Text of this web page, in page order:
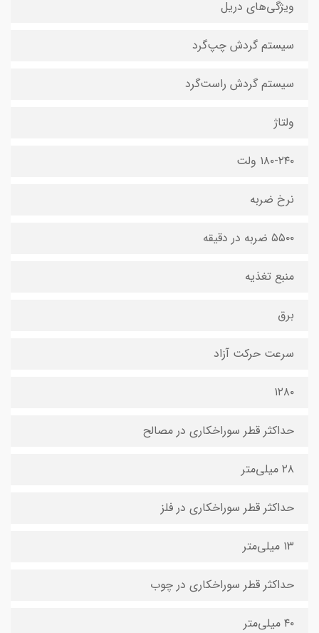
ویژگی‌های دریل
سیستم گردش چپ‌گرد
سیستم گردش راست‌گرد
ولتاژ
۱۸۰-۲۴۰ ولت
نرخ ضربه
۵۵۰۰ ضربه در دقیقه
منبع تغذیه
برق
سرعت حرکت آزاد
۱۲۸۰
حداکثر قطر سوراخکاری در مصالح
۲۸ میلی‌متر
حداکثر قطر سوراخکاری در فلز
۱۳ میلی‌متر
حداکثر قطر سوراخکاری در چوب
۴۰ میلی‌متر